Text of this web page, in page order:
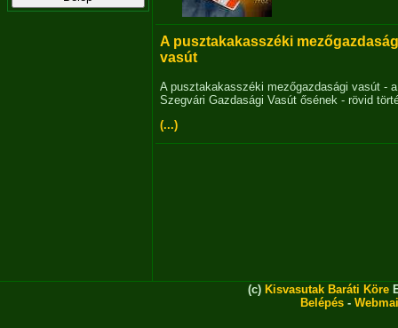
A pusztakakasszéki
vasút
A pusztakakasszéki mezőgazdasági vasút - a
Szegvári Gazdasági Vasút ősének - rövid
(...)
(c) Kisvasutak Baráti Köre
Belépés -